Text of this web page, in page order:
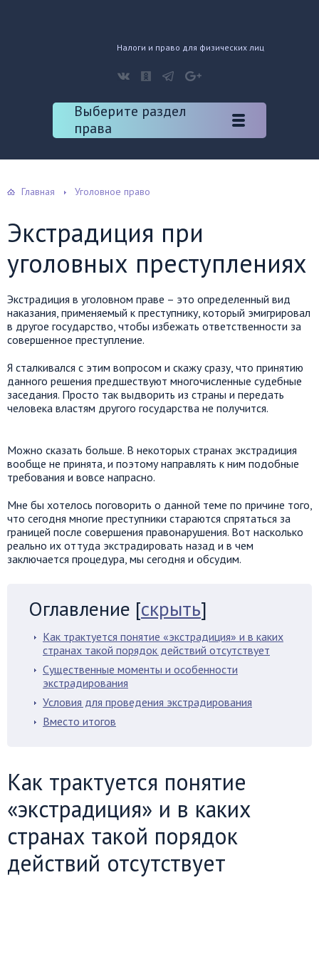
Налоги и право для физических лиц
Выберите раздел
права
Главная Уголовное право
Экстрадиция при
уголовных преступлениях
Экстрадиция в уголовном праве – это определенный вид
наказания, применяемый к преступнику, который эмигрировал
в другое государство, чтобы избежать ответственности за
совершенное преступление.
Я сталкивался с этим вопросом и скажу сразу, что принятию
данного решения предшествуют многочисленные судебные
заседания. Просто так выдворить из страны и передать
человека властям другого государства не получится.
Можно сказать больше. В некоторых странах экстрадиция
вообще не принята, и поэтому направлять к ним подобные
требования и вовсе напрасно.
Мне бы хотелось поговорить о данной теме по причине того,
что сегодня многие преступники стараются спрятаться за
границей после совершения правонарушения. Вот насколько
реально их оттуда экстрадировать назад и в чем
заключается процедура, мы сегодня и обсудим.
Оглавление [скрыть]
Как трактуется понятие «экстрадиция» и в каких
странах такой порядок действий отсутствует
Существенные моменты и особенности
экстрадирования
Условия для проведения экстрадирования
Вместо итогов
Как трактуется понятие
«экстрадиция» и в каких
странах такой порядок
действий отсутствует